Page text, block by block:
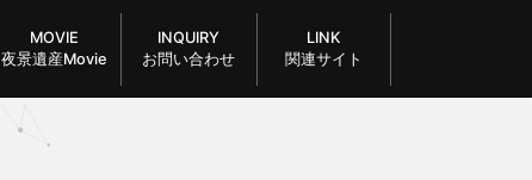
MOVIE
夜景遺産Movie
INQUIRY
お問い合わせ
LINK
関連サイト